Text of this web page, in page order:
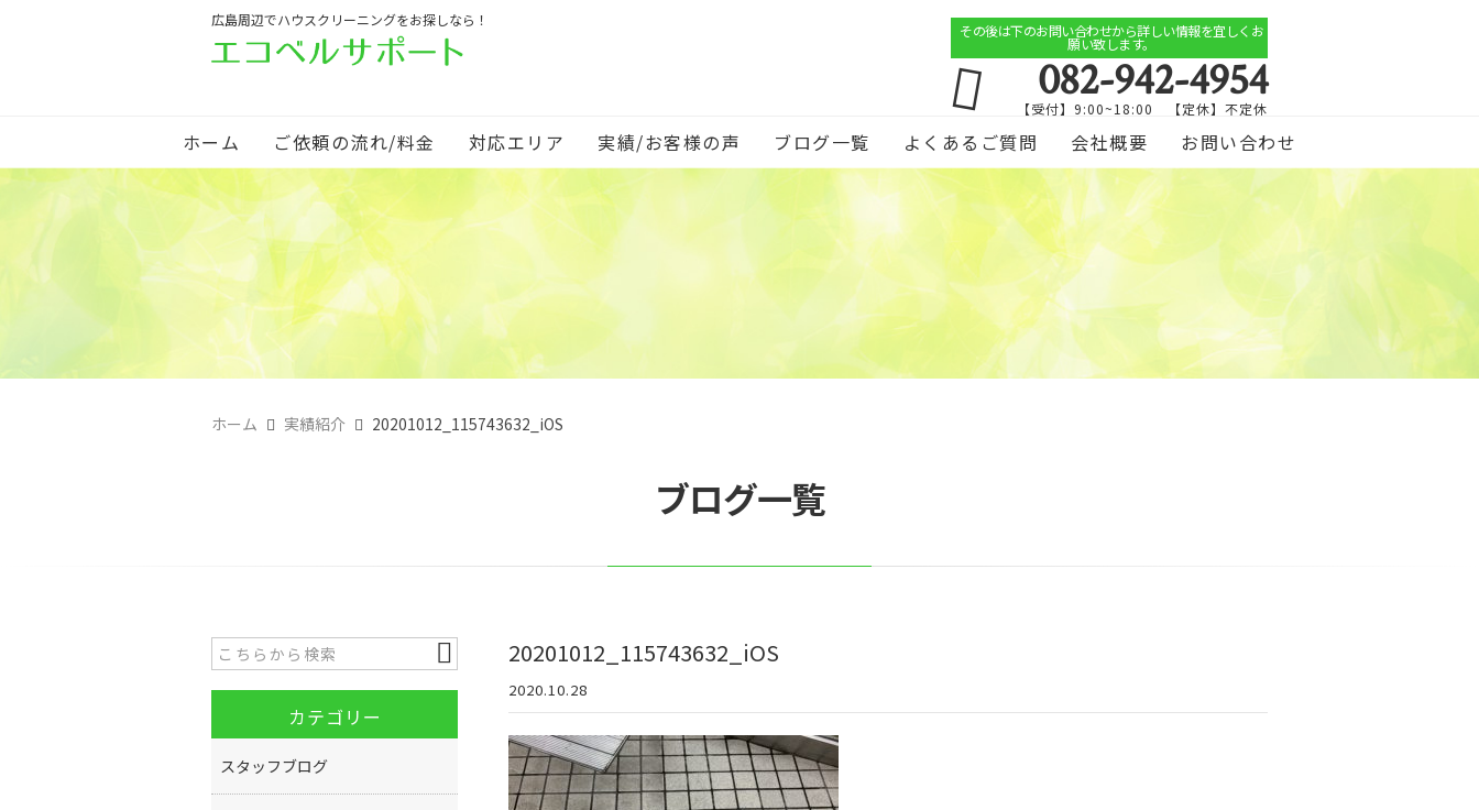
広島周辺でハウスクリーニングをお探しなら！
その後は下のお問い合わせから詳しい情報を宜しくお
願い致します。
082-942-4954
【受付】9:00~18:00 【定休】不定休
ホーム ご依頼の流れ/料金 対応エリア 実績/お客様の声 ブログ一覧 よくあるご質問 会社概要 お問い合わせ
ホーム 実績紹介 20201012_115743632_iOS
ブログ一覧
20201012_115743632_iOS
2020.10.28
カテゴリー
スタッフブログ